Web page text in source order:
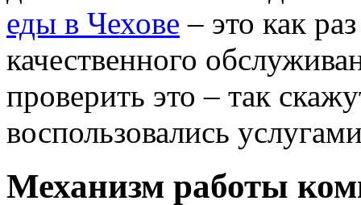
еды в Чехове – это как
качественного
проверить это – так
воспользовались
Механизм работы